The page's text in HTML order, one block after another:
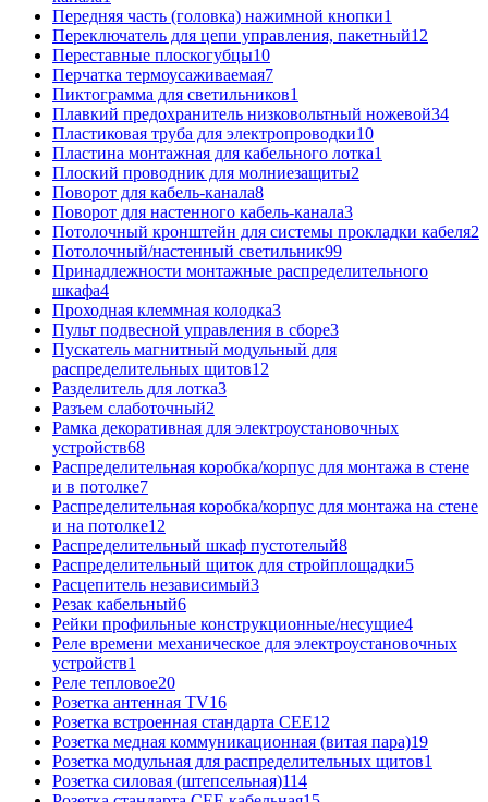
Передняя часть (головка) нажимной кнопки1
Переключатель для цепи управления, пакетный12
Переставные плоскогубцы10
Перчатка термоусаживаемая7
Пиктограмма для светильников1
Плавкий предохранитель низковольтный ножевой34
Пластиковая труба для электропроводки10
Пластина монтажная для кабельного лотка1
Плоский проводник для молниезащиты2
Поворот для кабель-канала8
Поворот для настенного кабель-канала3
Потолочный кронштейн для системы прокладки кабеля2
Потолочный/настенный светильник99
Принадлежности монтажные распределительного
шкафа4
Проходная клеммная колодка3
Пульт подвесной управления в сборе3
Пускатель магнитный модульный для
распределительных щитов12
Разделитель для лотка3
Разъем слаботочный2
Рамка декоративная для электроустановочных
устройств68
Распределительная коробка/корпус для монтажа в стене
и в потолке7
Распределительная коробка/корпус для монтажа на стене
и на потолке12
Распределительный шкаф пустотелый8
Распределительный щиток для стройплощадки5
Расцепитель независимый3
Резак кабельный6
Рейки профильные конструкционные/несущие4
Реле времени механическое для электроустановочных
устройств1
Реле тепловое20
Розетка антенная TV16
Розетка встроенная стандарта CEE12
Розетка медная коммуникационная (витая пара)19
Розетка модульная для распределительных щитов1
Розетка силовая (штепсельная)114